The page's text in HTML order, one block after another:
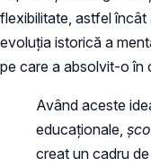
flexibilitate, astfel
evoluția istorică a
pe care a absolvit-o în
Având aceste
educaționale,
creat un cadru